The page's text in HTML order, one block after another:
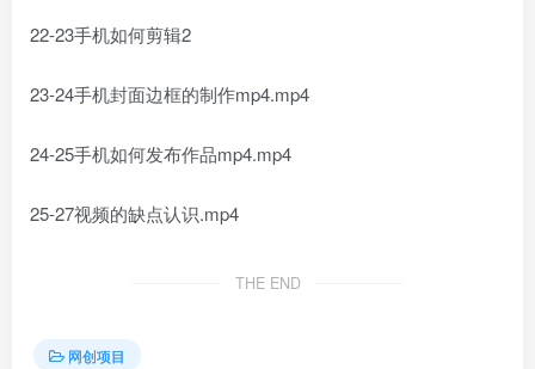
22-23手机如何剪辑2
23-24手机封面边框的制作mp4.mp4
24-25手机如何发布作品mp4.mp4
25-27视频的缺点认识.mp4
THE END
网创项目